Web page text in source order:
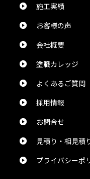
2024/5/24
2024/5/24
総合評価：
花田直樹様
2024/5/24
施工実績
お客様の声
会社概要
塗職カレッジ
よくあるご質問
採用情報
お問合せ
見積り・相見積
プライバシーポ